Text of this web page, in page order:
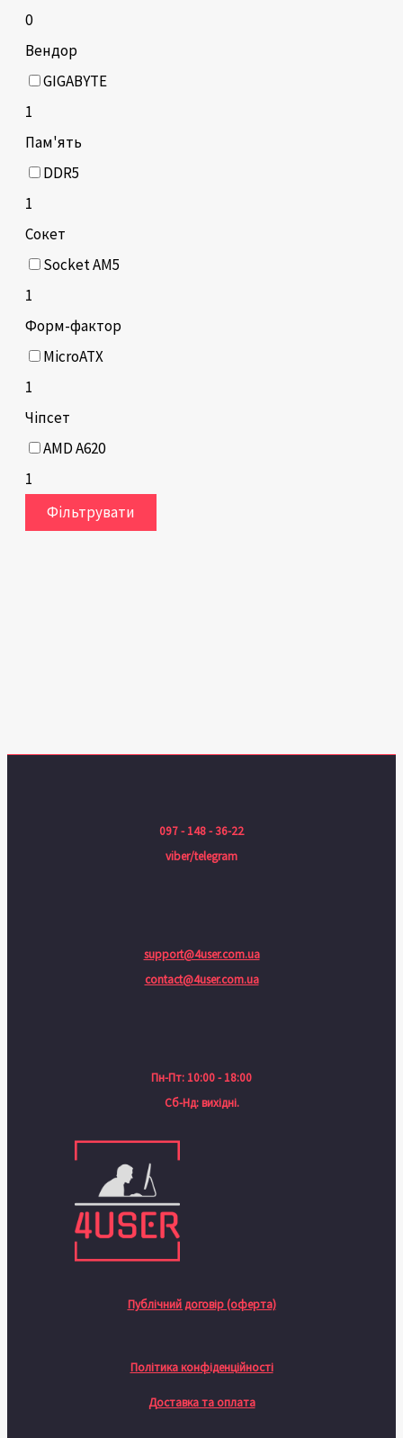
0
Вендор
GIGABYTE
1
Пам'ять
DDR5
1
Сокет
Socket AM5
1
Форм-фактор
MicroATX
1
Чіпсет
AMD A620
1
Фільтрувати
097 - 148 - 36-22
viber/telegram
support@4user.com.ua
contact@4user.com.ua
Пн-Пт: 10:00 - 18:00
Сб-Нд: вихідні.
Публічний договір (оферта)
Політика конфіденційності
Доставка та оплата